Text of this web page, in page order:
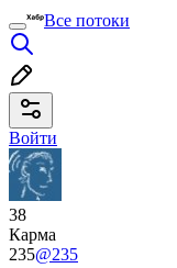
Все потоки
Войти
38
Карма
235@235